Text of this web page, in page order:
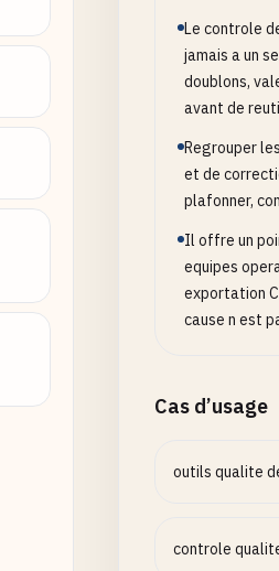
Le controle
jamais a un
doublons,
avant de
Regrouper
et de
plafonner,
Il offre un
equipes
exportation
cause n est
Cas d’usage
outils qualite
controle